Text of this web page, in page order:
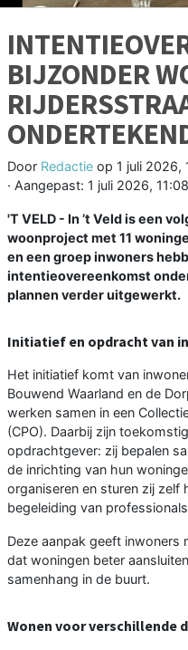
BIJZONDER
Door Redactie op 1 juli 2026,
· Aangepast: 1 juli 2026,
'T VELD - In ’t Veld is een
woonproject met 11
en een groep inwoners
intentieovereenkomst
plannen verder uitgewerkt.
Initiatief en opdracht van
Het initiatief komt van
Bouwend Waarland en de
werken samen in een
(CPO). Daarbij zijn
opdrachtgever: zij bepalen
de inrichting van hun
organiseren en sturen zij
begeleiding van
Deze aanpak geeft inwoners
dat woningen beter
samenhang in de buurt.
Wonen voor verschillende